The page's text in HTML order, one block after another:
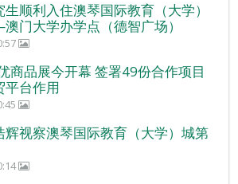
顺利入住澳琴国际教育（大学）
门大学办学点（德智广场）
商品展今开幕 签署49份合作项目
平台作用
辉视察澳琴国际教育（大学）城第